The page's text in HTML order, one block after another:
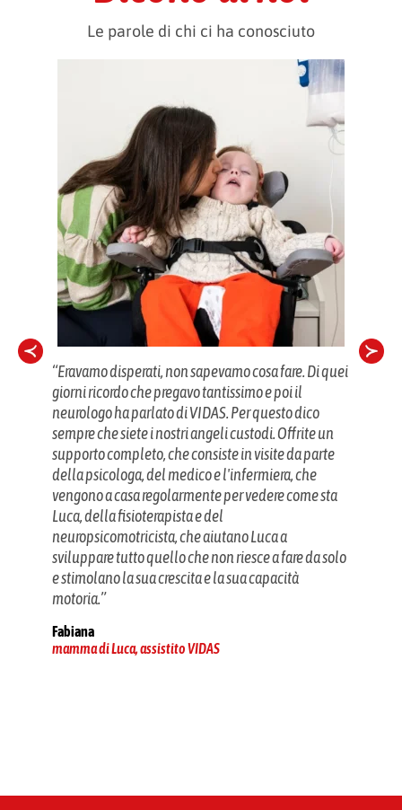
Le parole di chi ci ha conosciuto
“Eravamo disperati, non sapevamo cosa fare. Di quei
giorni ricordo che pregavo tantissimo e poi il
neurologo ha parlato di VIDAS. Per questo dico
sempre che siete i nostri angeli custodi. Offrite un
supporto completo, che consiste in visite da parte
della psicologa, del medico e l'infermiera, che
vengono a casa regolarmente per vedere come sta
Luca, della fisioterapista e del
neuropsicomotricista, che aiutano Luca a
sviluppare tutto quello che non riesce a fare da solo
e stimolano la sua crescita e la sua capacità
motoria.”
Fabiana
mamma di Luca, assistito VIDAS